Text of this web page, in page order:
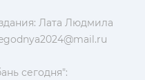
Лата Людмила
сегодня":